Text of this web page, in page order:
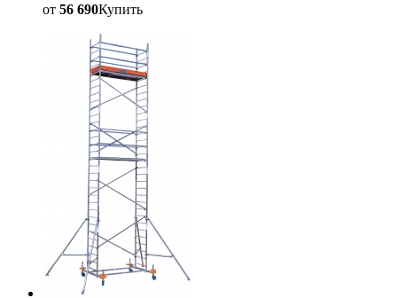
от 56 690Купить